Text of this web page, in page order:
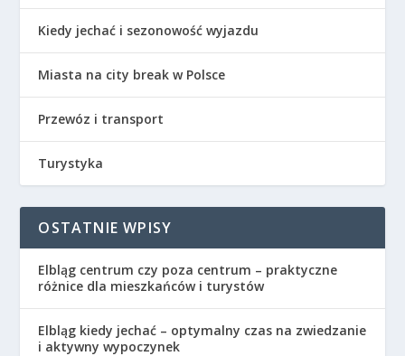
Kiedy jechać i sezonowość wyjazdu
Miasta na city break w Polsce
Przewóz i transport
Turystyka
OSTATNIE WPISY
Elbląg centrum czy poza centrum – praktyczne
różnice dla mieszkańców i turystów
Elbląg kiedy jechać – optymalny czas na zwiedzanie
i aktywny wypoczynek